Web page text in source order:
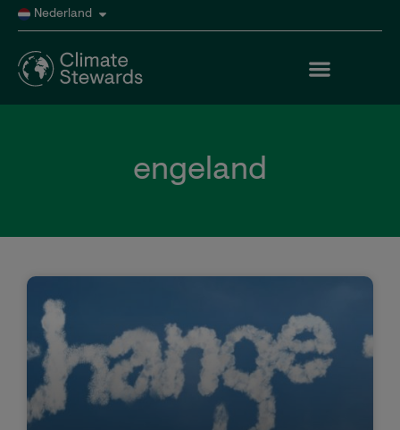
Nederland
engeland